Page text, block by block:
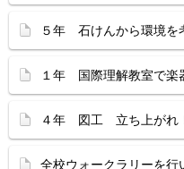
５年 石けんから環境を
１年 国際理解教室で楽
４年 図工 立ち上がれ
全校ウォークラリーを行